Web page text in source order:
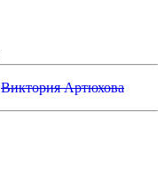
Виктория Артюхова